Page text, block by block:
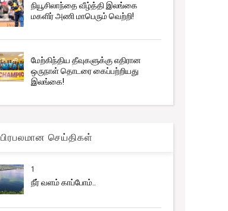
நியூசிலாந்தை வீழ்த்தி இலங்கை
மகளிர் அணி மாபெரும் வெற்றி!
மேற்கிந்திய தீவுகளுக்கு எதிரான
ஒருநாள் தொடரை கைப்பற்றியது
இலங்கை!
பிரபலமான செய்திகள்
1
நீர் வளம் காப்போம்..